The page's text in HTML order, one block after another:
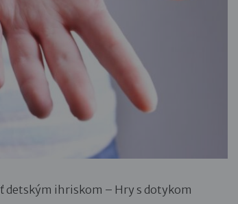
detským ihriskom – Hry s dotykom